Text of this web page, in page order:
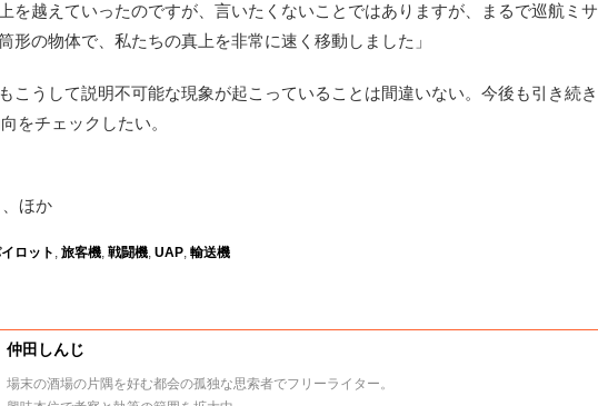
を越えていったのですが、言いたくないことではありますが、まるで巡航ミサ
形の物体で、私たちの真上を非常に速く移動しました」
こうして説明不可能な現象が起こっていることは間違いない。今後も引き続き
をチェックしたい。
、ほか
ロット , 旅客機, 戦闘機, UAP, 輸送機
仲田しんじ
場末の酒場の片隅を好む都会の孤独な思索者でフリーライター。